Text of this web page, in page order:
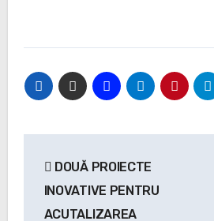
articole
DOUĂ PROIECTE
INOVATIVE PENTRU
ACUTALIZAREA